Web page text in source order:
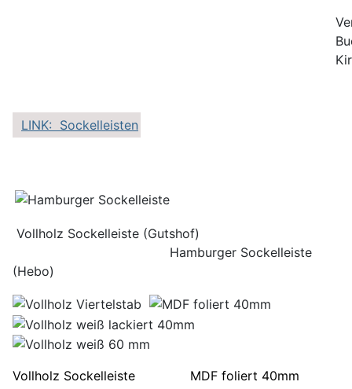
LINK: Sockelleisten
Vollholz Sockelleiste (Gutshof)
Hamburger Sockelleiste
(Hebo)
Vollholz Sockelleiste MDF foliert 40mm